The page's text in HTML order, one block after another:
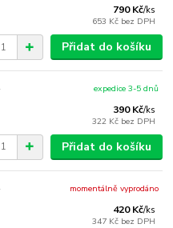
790 Kč/ks
653 Kč bez DPH
Přidat do košíku
390 Kč/ks
322 Kč bez DPH
expedice 3-5 dnů
Přidat do košíku
420 Kč/ks
347 Kč bez DPH
momentálně vyprodáno